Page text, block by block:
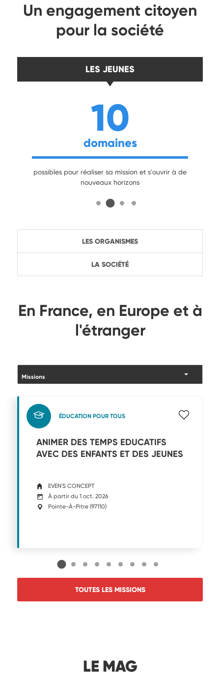
Un engagement citoyen
pour la société
LES JEUNES
10
domaines
possibles pour réaliser sa mission et s'ouvrir à de
nouveaux horizons
LES ORGANISMES
LA SOCIÉTÉ
En France, en Europe et à
l'étranger
ÉDUCATION POUR TOUS
ANIMER DES TEMPS EDUCATIFS
AVEC DES ENFANTS ET DES JEUNES
EVEN'S CONCEPT
À partir du 1 oct. 2026
Pointe-À-Pitre (97110)
TOUTES LES MISSIONS
LE MAG